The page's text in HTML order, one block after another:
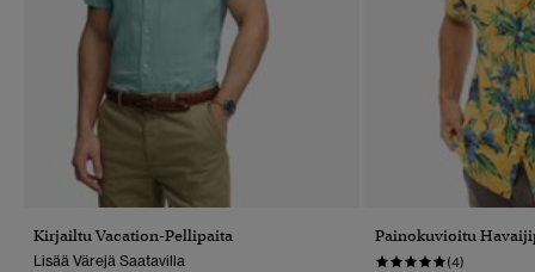
Kirjailtu Vacation-Pellipaita
Lisää Värejä Saatavilla
Painokuvioitu
(4)